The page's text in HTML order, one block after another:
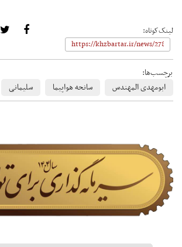
لینک‌کوتاه:
برچسب‌ها:
ابومهدی المهندس
سانحه هواپیما سلیمانی